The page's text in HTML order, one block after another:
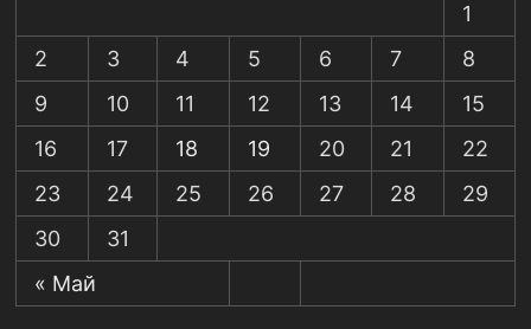
« Май
1
2
3 4 5 6 7
8
9
10 11 12 13 14
15
16
17 18 19 20 21
22
23
24 25 26 27 28
29
30
31